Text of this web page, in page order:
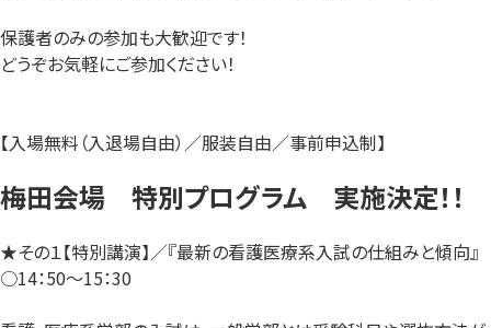
保護者のみの参加も大歓迎です！
どうぞお気軽にご参加ください！
【入場無料（入退場自由）／服装自由／事前申込制】
梅田会場 特別プログラム 実施決定！！
★その１【特別講演】／『最新の看護医療系入試の仕組みと傾向』
○14：50～15：30